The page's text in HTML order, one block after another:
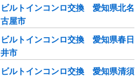
ビルトインコンロ交換 愛知県北名
古屋市
ビルトインコンロ交換 愛知県春日
井市
ビルトインコンロ交換 愛知県清須